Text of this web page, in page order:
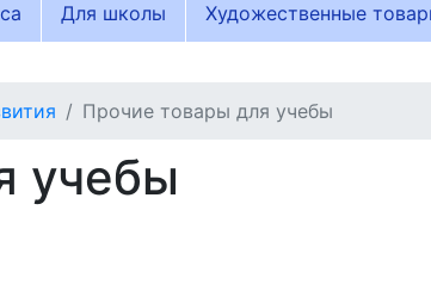
Для школы Художественные
Прочие товары для учебы
учебы